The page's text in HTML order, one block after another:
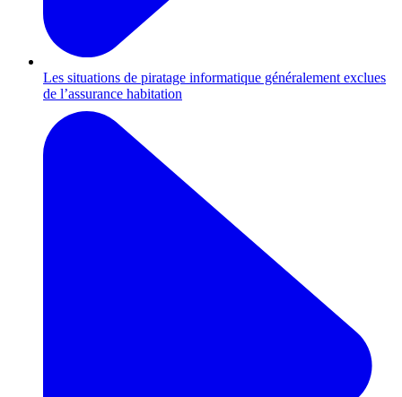
Les situations de piratage informatique généralement exclues
de l’assurance habitation